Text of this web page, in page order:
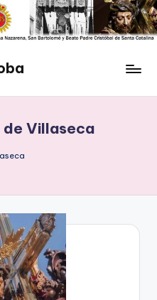
de Villaseca